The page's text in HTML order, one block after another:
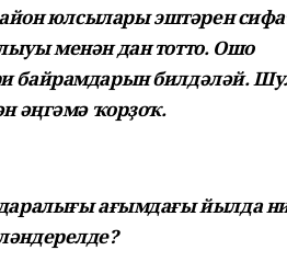
юлсылары эштәрен
менән дан тотто. Ошо
байрамдарын билдәләй.
әңгәмә ҡорҙоҡ.
ағымдағы йылда